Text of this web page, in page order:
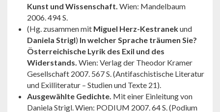
Kunst und Wissenschaft. Wien: Mandelbaum
2006. 494 S.
(Hg. zusammen mit Miguel Herz-Kestranekund
Daniela Strigl) In welcher Sprache träumen Sie?
Österreichische Lyrik des Exil und des
Widerstands. Wien: Verlag der Theodor Kramer
Gesell­schaft 2007. 567 S. (Antifaschistische Literatur
und Exillite­ratur – Studien und Texte 21).
Ausgewählte Gedichte. Mit einer Einleitung von
Daniela Strigl. Wien: PODIUM 2007. 64 S. (Podium